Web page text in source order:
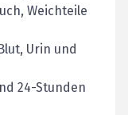
Weichteile
Urin und
24-Stunden